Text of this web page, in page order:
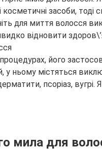
засоби,
для миття волосся
відновити
його
ньому містяться
псоріаз,
мила для